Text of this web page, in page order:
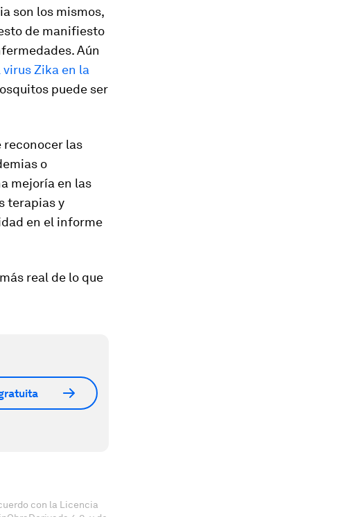
son los mismos,
de manifiesto
Aún
Zika en la
puede ser
reconocer las
o
mejoría en las
terapias y
en el informe
real de lo que
con la Licencia